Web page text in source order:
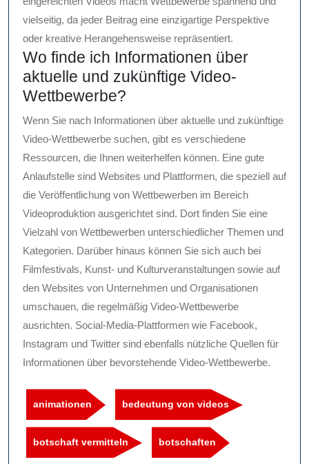
vielseitig, da jeder Beitrag eine einzigartige Perspektive
oder kreative Herangehensweise repräsentiert.
Wo finde ich Informationen über
aktuelle und zukünftige Video-
Wettbewerbe?
Wenn Sie nach Informationen über aktuelle und zukünftige
Video-Wettbewerbe suchen, gibt es verschiedene
Ressourcen, die Ihnen weiterhelfen können. Eine gute
Anlaufstelle sind Websites und Plattformen, die speziell auf
die Veröffentlichung von Wettbewerben im Bereich
Videoproduktion ausgerichtet sind. Dort finden Sie eine
Vielzahl von Wettbewerben unterschiedlicher Themen und
Kategorien. Darüber hinaus können Sie sich auch bei
Filmfestivals, Kunst- und Kulturveranstaltungen sowie auf
den Websites von Unternehmen und Organisationen
umschauen, die regelmäßig Video-Wettbewerbe
ausrichten. Social-Media-Plattformen wie Facebook,
Instagram und Twitter sind ebenfalls nützliche Quellen für
Informationen über bevorstehende Video-Wettbewerbe.
animationen bedeutung von videos
botschaft vermitteln botschaften